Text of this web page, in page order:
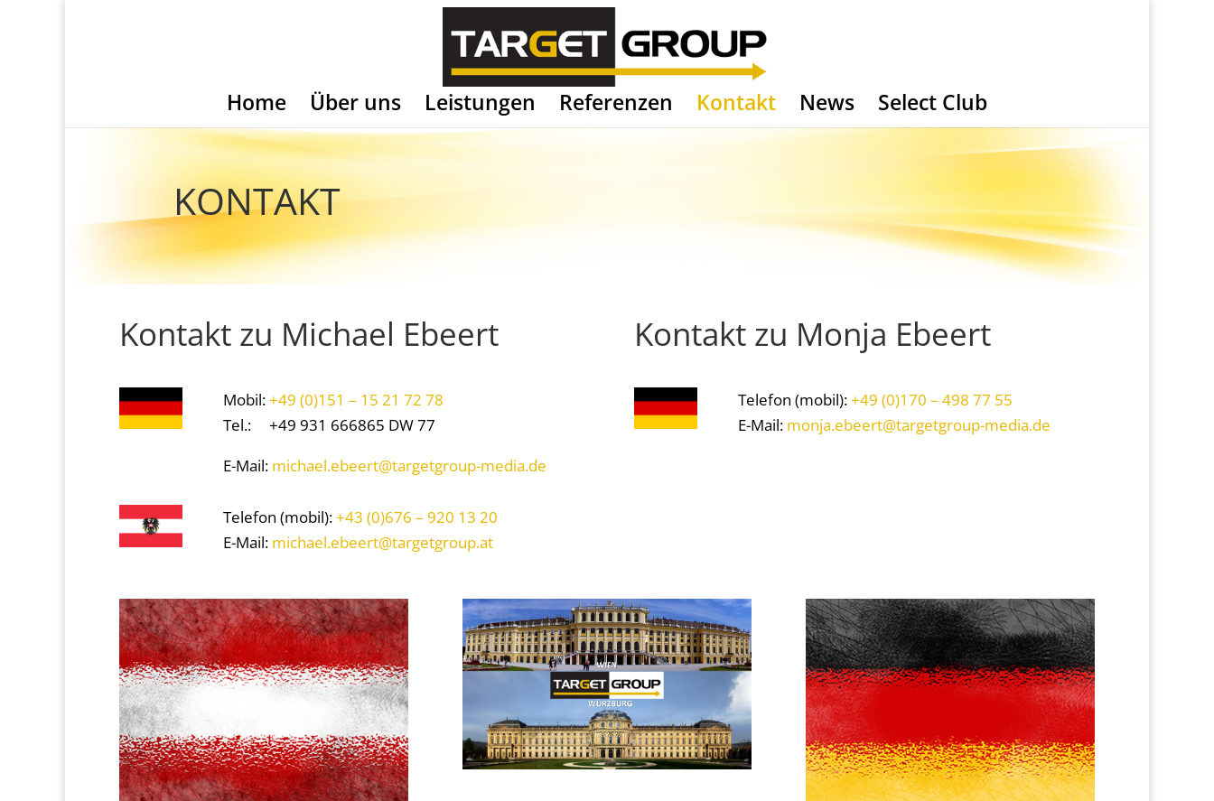
Home Über uns Leistungen Referenzen Kontakt News Select Club
KONTAKT
Kontakt zu Michael Ebeert
Mobil:+49 (0)151 – 15 21 72 78
Tel.: +49 931 666865 DW 77
E-Mail: michael.ebeert@targetgroup-media.de
Telefon (mobil):+43 (0)676 – 920 13 20
E-Mail: michael.ebeert@targetgroup.at
Kontakt zu Monja Ebeert
Telefon (mobil):+49 (0)170 – 498 77 55
E-Mail: monja.ebeert@targetgroup-media.de